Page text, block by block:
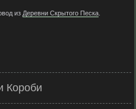
из Деревни Скрытого Песка
Короби